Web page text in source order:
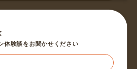
体験談をお聞かせください